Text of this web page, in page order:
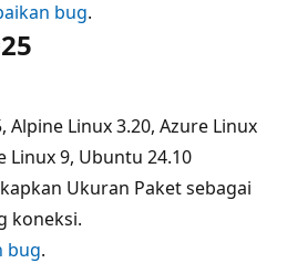
bug.
Alpine Linux 3.20, Azure Linux
Linux 9, Ubuntu 24.10
Ukuran Paket sebagai
koneksi.
bug.